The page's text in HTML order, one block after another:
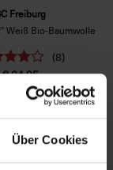
Über Cookies
Freiburg
Weiß Bio-Baumwolle
(8)
€ 24,95